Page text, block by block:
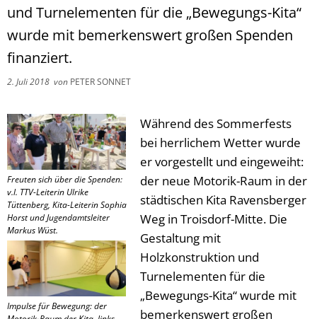
und Turnelementen für die „Bewegungs-Kita“
wurde mit bemerkenswert großen Spenden
finanziert.
2. Juli 2018 von PETER SONNET
Freuten sich über die Spenden:
v.l. TTV-Leiterin Ulrike
Tüttenberg, Kita-Leiterin Sophia
Horst und Jugendamtsleiter
Markus Wüst.
Impulse für Bewegung: der
Während des Sommerfests
bei herrlichem Wetter wurde
er vorgestellt und eingeweiht:
der neue Motorik-Raum in der
städtischen Kita Ravensberger
Weg in Troisdorf-Mitte. Die
Gestaltung mit
Holzkonstruktion und
Turnelementen für die
„Bewegungs-Kita“ wurde mit
bemerkenswert großen